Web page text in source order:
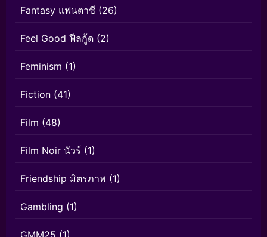
Fantasy แฟนตาซี (26)
Feel Good ฟีลกู้ด (2)
Feminism (1)
Fiction (41)
Film (48)
Film Noir นัวร์ (1)
Friendship มิตรภาพ (1)
Gambling (1)
GMM25 (1)